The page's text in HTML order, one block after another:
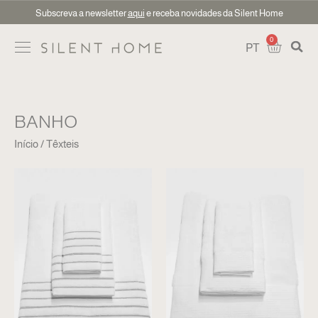
Subscreva a newsletteraqui e receba novidades da Silent Home
PT
0
BANHO
Início Têxteis